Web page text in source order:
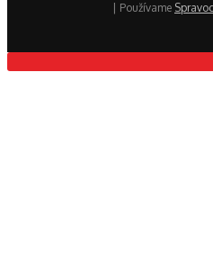
| Používame